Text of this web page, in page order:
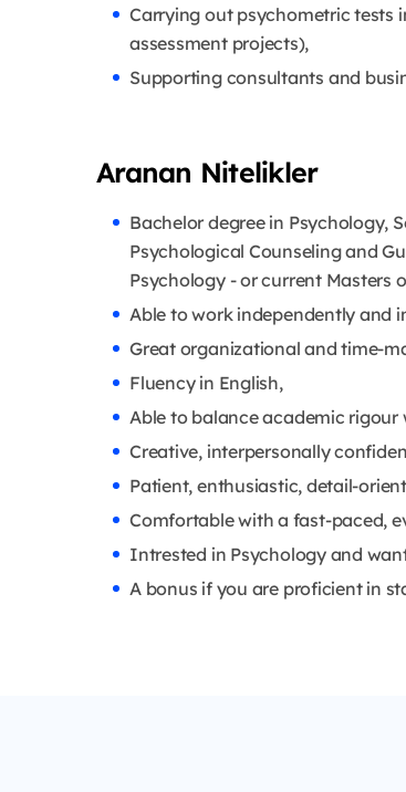
Carrying out psychometric tests
assessment projects),
Supporting consultants and
Aranan Nitelikler
Bachelor degree in Psychology,
Psychological Counseling and
Psychology - or current Masters
Able to work independently and
Great organizational and time-
Fluency in English,
Able to balance academic
Creative, interpersonally
Patient, enthusiastic, detail-
Comfortable with a fast-paced,
Intrested in Psychology and
A bonus if you are proficient in